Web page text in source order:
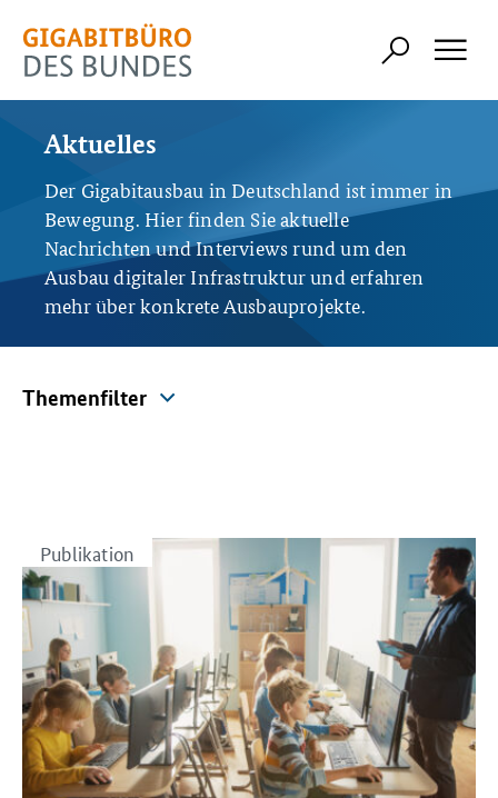
Aktuelles
Der Gigabitausbau in Deutschland ist immer in
Bewegung. Hier finden Sie aktuelle
Nachrichten und Interviews rund um den
Ausbau digitaler Infrastruktur und erfahren
mehr über konkrete Ausbauprojekte.
Themenfilter
Bürgerkommunikation
EU-Themen
Fachkräfteinitiative
Gastbeiträge
Genehmigungsverfahren
Gigabit-Grundbuch
Glasfaser
Publikation